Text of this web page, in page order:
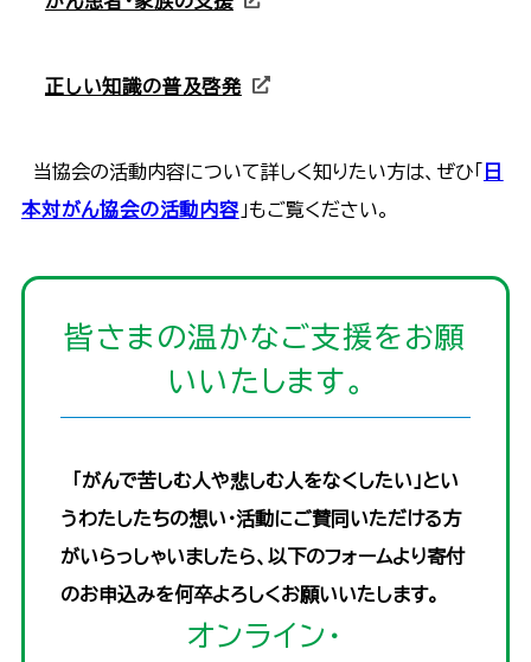
正しい知識の普及啓発
当協会の活動内容について詳しく知りたい方は、ぜひ「
日
本対がん協会の活動内容」もご覧ください。
皆さまの温かなご支援をお願
いいたします｡
「がんで苦しむ人や悲しむ人をなくしたい」とい
うわたしたちの想い・活動にご賛同いただける方
がいらっしゃいましたら、以下のフォームより寄付
のお申込みを何卒よろしくお願いいたします。
オンライン・